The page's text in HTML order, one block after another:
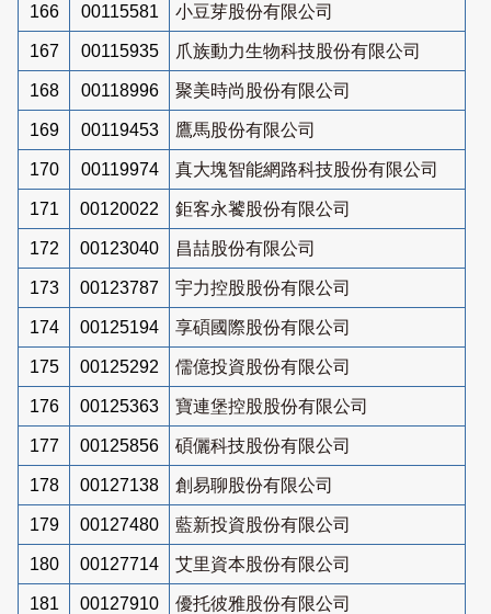
166 00115581 小豆芽股份有限公司
167 00115935 爪族動力生物科技股份有限公司
168 00118996 聚美時尚股份有限公司
169 00119453 鷹馬股份有限公司
170 00119974 真大塊智能網路科技股份有限公司
171 00120022 鉅客永饕股份有限公司
172 00123040 昌喆股份有限公司
173 00123787 宇力控股股份有限公司
174 00125194 享碩國際股份有限公司
175 00125292 儒億投資股份有限公司
176 00125363 寶連堡控股股份有限公司
177 00125856 碩儷科技股份有限公司
178 00127138 創易聊股份有限公司
179 00127480 藍新投資股份有限公司
180 00127714 艾里資本股份有限公司
181 00127910 優托彼雅股份有限公司